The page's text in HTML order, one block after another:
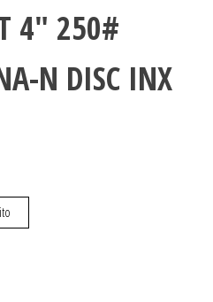
4″ 250#
N DISC INX